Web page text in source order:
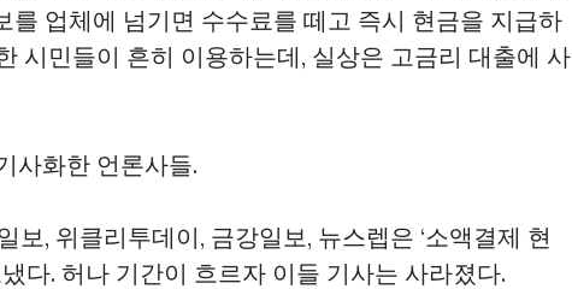
를 업체에 넘기면 수수료를 떼고 즉시 현금을 지급하
시민들이 흔히 이용하는데, 실상은 고금리 대출에 사
사화한 언론사들.
보, 위클리투데이, 금강일보, 뉴스렙은 ‘소액결제 현
다. 허나 기간이 흐르자 이들 기사는 사라졌다.